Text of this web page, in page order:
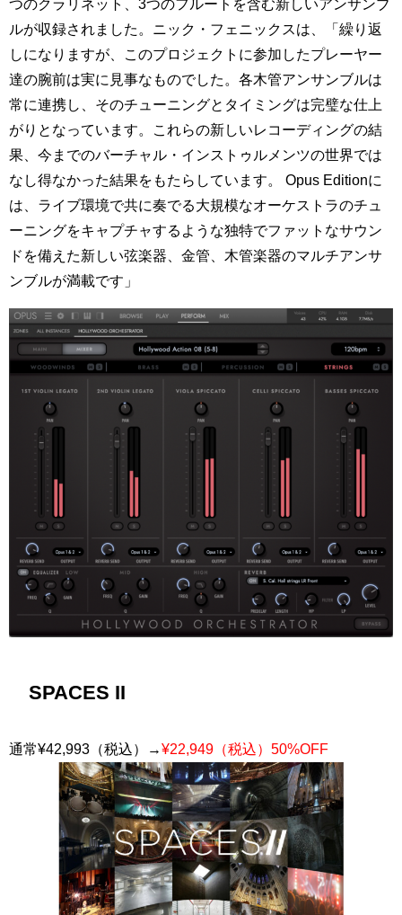
つのクラリネット、3つのフルートを含む新しいアンサンブ
ルが収録されました。ニック・フェニックスは、「繰り返
しになりますが、このプロジェクトに参加したプレーヤー
達の腕前は実に見事なものでした。各木管アンサンブルは
常に連携し、そのチューニングとタイミングは完璧な仕上
がりとなっています。これらの新しいレコーディングの結
果、今までのバーチャル・インストゥルメンツの世界では
なし得なかった結果をもたらしています。 Opus Editionに
は、ライブ環境で共に奏でる大規模なオーケストラのチュ
ーニングをキャプチャするような独特でファットなサウン
ドを備えた新しい弦楽器、金管、木管楽器のマルチアンサ
ンブルが満載です」
SPACES II
通常¥42,993（税込）→¥22,949（税込）50%OFF